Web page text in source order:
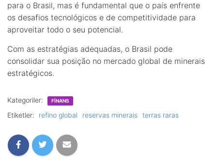
para o Brasil, mas é fundamental que o país enfrente
os desafios tecnológicos e de competitividade para
aproveitar todo o seu potencial.
Com as estratégias adequadas, o Brasil pode
consolidar sua posição no mercado global de minerais
estratégicos.
Kategoriler: FINANS
Etiketler: refino global reservas minerais terras raras